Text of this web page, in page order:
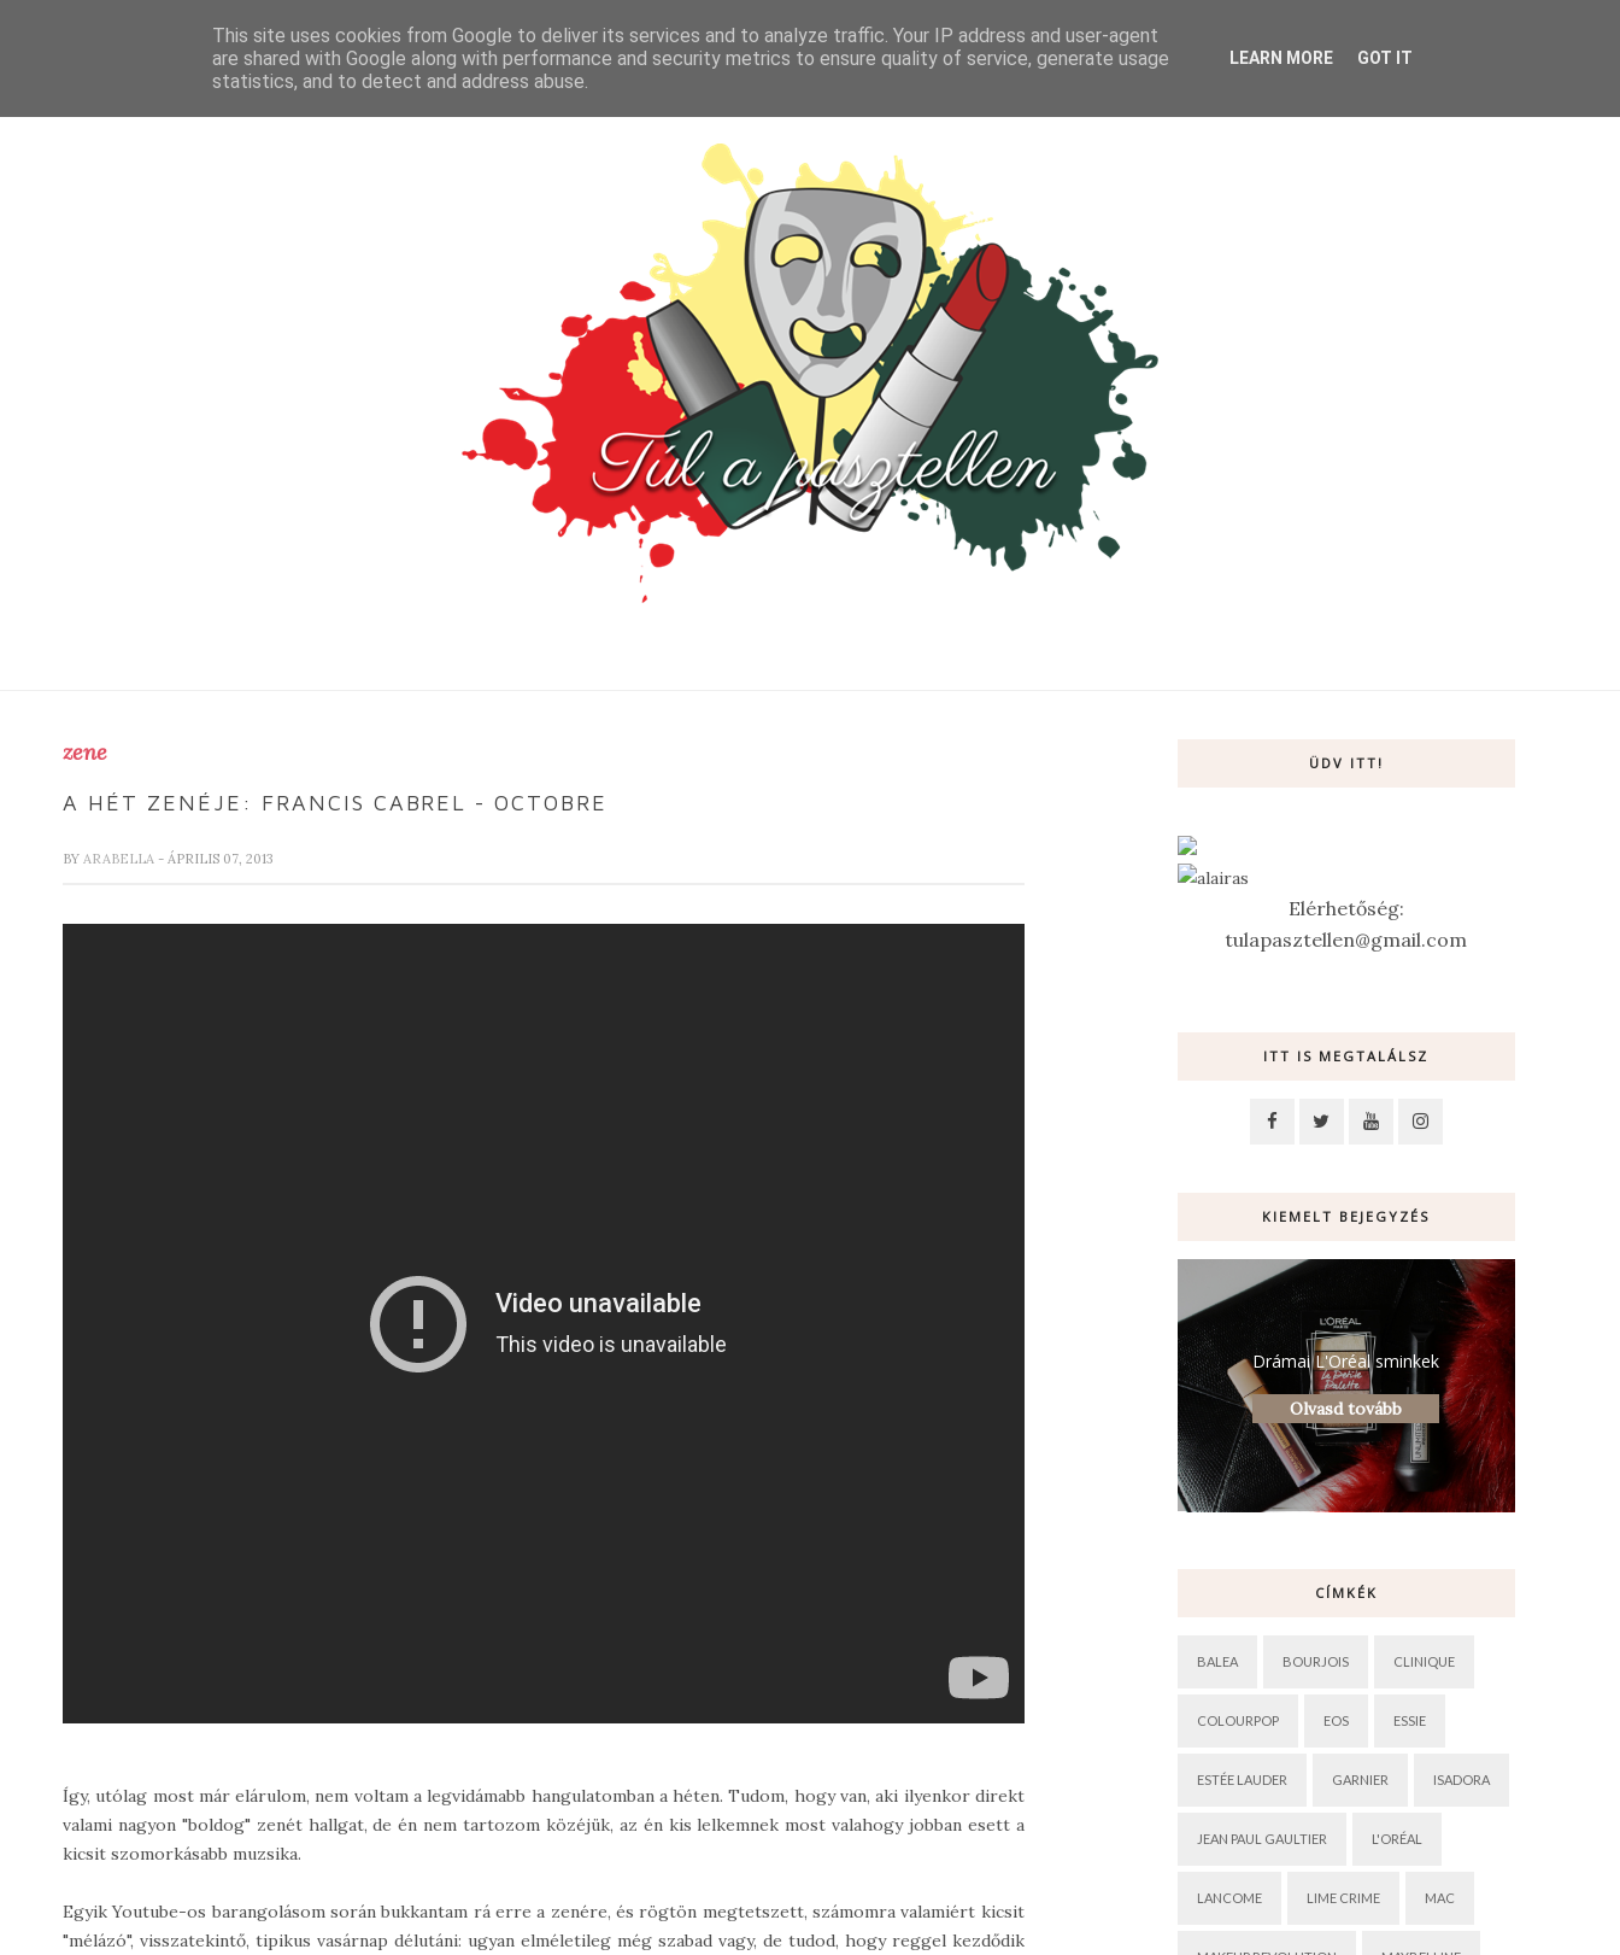
FŐOLDAL TESZT PARFÜM KULTÚRA VIDEÓ
zene
A HÉT ZENÉJE: FRANCIS CABREL - OCTOBRE
BY ARABELLA - ÁPRILIS 07, 2013
Így, utólag most már elárulom, nem voltam a legvidámabb hangulatomban a héten. Tudom, hogy van, aki ilyenkor direkt
valami nagyon "boldog" zenét hallgat, de én nem tartozom közéjük, az én kis lelkemnek most valahogy jobban esett a
kicsit szomorkásabb muzsika.
Egyik Youtube-os barangolásom során bukkantam rá erre a zenére, és rögtön megtetszett, számomra valamiért kicsit
"mélázó", visszatekintő, tipikus vasárnap délutáni: ugyan elméletileg még szabad vagy, de tudod, hogy reggel kezdődik
ÜDV ITT!
Elérhetőség:
tulapasztellen@gmail.com
ITT IS MEGTALÁLSZ
KIEMELT BEJEGYZÉS
Drámai L'Oréal sminkek
Olvasd tovább
CÍMKÉK
BALEA BOURJOIS CLINIQUE
COLOURPOP EOS ESSIE
ESTÉE LAUDER GARNIER ISADORA
JEAN PAUL GAULTIER L'ORÉAL
LANCOME LIME CRIME MAC
This site uses cookies from Google to deliver its services and to analyze traffic. Your IP address and user-agent
are shared with Google along with performance and security metrics to ensure quality of service, generate usage
statistics, and to detect and address abuse.
LEARN MORE GOT IT